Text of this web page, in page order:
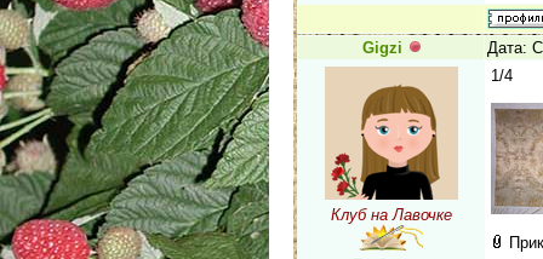
Gigzi Дата:
Клуб на Лавочке
1/4